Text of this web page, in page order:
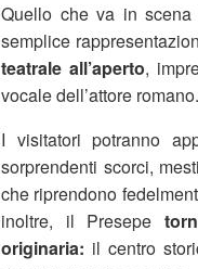
Quello che va in
semplice
teatrale all’aperto,
vocale dell’attore romano.
I visitatori potranno
sorprendenti scorci,
che riprendono
inoltre, il Presepe
originaria: il centro